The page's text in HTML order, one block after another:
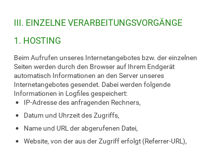
III. EINZELNE VERARBEITUNGSVORGÄNGE
1. HOSTING
Beim Aufrufen unseres Internetangebotes bzw. der einzelnen
Seiten werden durch den Browser auf Ihrem Endgerät
automatisch Informationen an den Server unseres
Internetangebotes gesendet. Dabei werden folgende
Informationen in Logfiles gespeichert:
IP-Adresse des anfragenden Rechners,
Datum und Uhrzeit des Zugriffs,
Name und URL der abgerufenen Datei,
Website, von der aus der Zugriff erfolgt (Referrer-URL),